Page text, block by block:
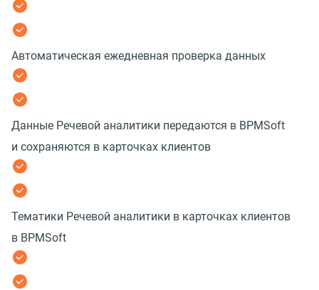
Автоматическая ежедневная проверка данных
Данные Речевой аналитики передаются в BPMSoft
и сохраняются в карточках клиентов
Тематики Речевой аналитики в карточках клиентов
в BPMSoft